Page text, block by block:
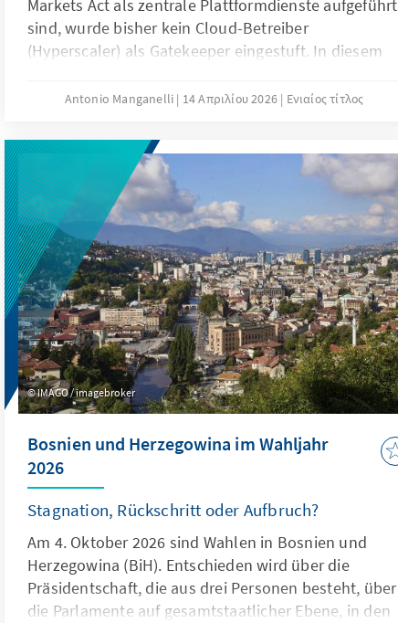
Markets Act als zentrale Plattformdienste aufgeführt
sind, wurde bisher kein Cloud-Betreiber
(Hyperscaler) als Gatekeeper eingestuft. In diesem
Versäumnis einer solchen Einstufung auf eine
zweiseitigen Plattformlogik des DMA und der
vertikalen Pipeline-Architektur der Cloud-Märkte
zurückzuführen ist – eine Diskrepanz, die sowohl die
quantitativen Schwellenwerte als auch das
qualitative Gatekeeper-Kriterium für den Cloud-
Kontext analytisch ungeeignet macht.
Antonio Manganelli 14 Απριλίου 2026 Ενιαίος τίτλος
IMAGO / imagebroker
Bosnien und Herzegowina im Wahljahr
2026
Stagnation, Rückschritt oder Aufbruch?
Am 4. Oktober 2026 sind Wahlen in Bosnien und
Herzegowina (BiH). Entschieden wird über die
Präsidentschaft, die aus drei Personen besteht, über
die Parlamente auf gesamtstaatlicher Ebene, in den